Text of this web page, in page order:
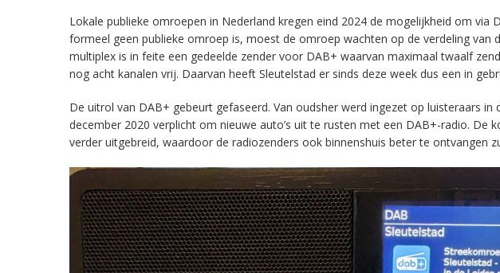
Lokale publieke omroepen in Nederland kregen eind 2024 de mogelijkheid om via
formeel geen publieke omroep is, moest de omroep wachten op de verdeling van
multiplex is in feite een gedeelde zender voor DAB+ waarvan maximaal twaalf
nog acht kanalen vrij. Daarvan heeft Sleutelstad er sinds deze week dus een in
De uitrol van DAB+ gebeurt gefaseerd. Van oudsher werd ingezet op luisteraars in
december 2020 verplicht om nieuwe auto’s uit te rusten met een DAB+-radio. De
verder uitgebreid, waardoor de radiozenders ook binnenshuis beter te ontvangen